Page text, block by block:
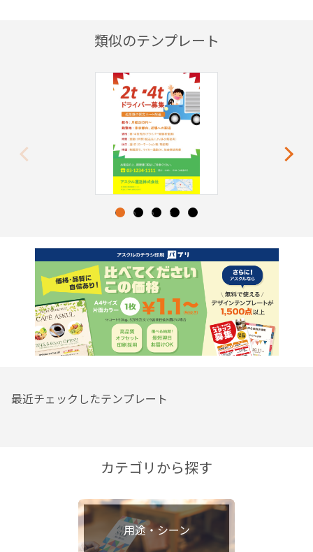
類似のテンプレート
Next
1 2 3 4 5
最近チェックしたテンプレート
カテゴリから探す
用途・シーン